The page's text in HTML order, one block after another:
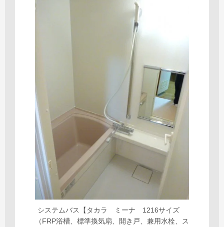
システムバス【タカラ ミーナ 1216サイズ
（FRP浴槽、標準換気扇、開き戸、兼用水栓、ス